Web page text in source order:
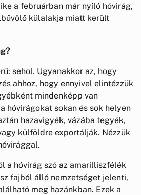
a februárban már nyíló hóvirág,
külalakja miatt került
sehol. Ugyanakkor az, hogy
ahhoz, hogy ennyivel elintézzük
mindenképp van
hóvirágokat sokan és sok helyen
hazavigyék, vázába tegyék,
külföldre exportálják. Nézzük
a hóvirág szó az amarilliszfélék
fajból álló nemzetséget jelenti,
meg hazánkban. Ezek a